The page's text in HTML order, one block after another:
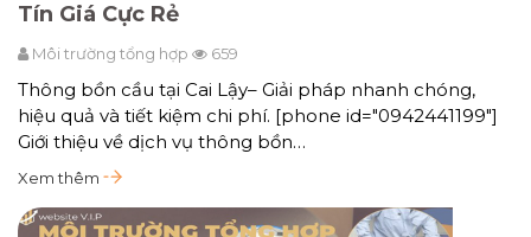
Tín Giá Cực Rẻ
Môi trường tổng hợp 659
Thông bồn cầu tại Cai Lậy– Giải pháp nhanh chóng,
hiệu quả và tiết kiệm chi phí. [phone id="0942441199"]
Giới thiệu về dịch vụ thông bồn…
Xem thêm